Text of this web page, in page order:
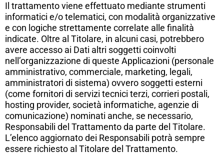
Il trattamento viene effettuato mediante strumenti
informatici e/o telematici, con modalità organizzative
e con logiche strettamente correlate alle finalità
indicate. Oltre al Titolare, in alcuni casi, potrebbero
avere accesso ai Dati altri soggetti coinvolti
nell’organizzazione di queste Applicazioni (personale
amministrativo, commerciale, marketing, legali,
amministratori di sistema) ovvero soggetti esterni
(come fornitori di servizi tecnici terzi, corrieri postali,
hosting provider, società informatiche, agenzie di
comunicazione) nominati anche, se necessario,
Responsabili del Trattamento da parte del Titolare.
L’elenco aggiornato dei Responsabili potrà sempre
essere richiesto al Titolare del Trattamento.